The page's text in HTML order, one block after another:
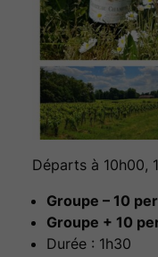
Départs à 10h00,
Groupe – 10
Groupe + 10
Durée : 1h30